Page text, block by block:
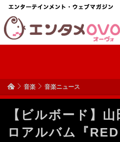
音楽 音楽ニュース
【ビルボード】
ロアルバム『